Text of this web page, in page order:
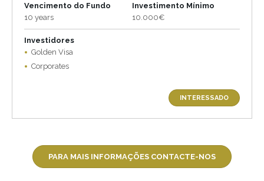
Vencimento do Fundo
10 years
Investimento Mínimo
10.000€
Investidores
Golden Visa
Corporates
INTERESSADO
PARA MAIS INFORMAÇÕES CONTACTE-NOS